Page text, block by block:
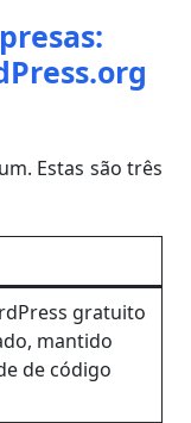
Estas são três
gratuito
mantido
de código